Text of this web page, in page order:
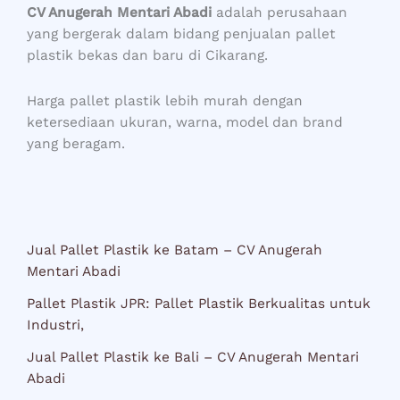
CV Anugerah Mentari Abadi adalah perusahaan
yang bergerak dalam bidang penjualan pallet
plastik bekas dan baru di Cikarang.
Harga pallet plastik lebih murah dengan
ketersediaan ukuran, warna, model dan brand
yang beragam.
Jual Pallet Plastik ke Batam – CV Anugerah
Mentari Abadi
Pallet Plastik JPR: Pallet Plastik Berkualitas untuk
Industri,
Jual Pallet Plastik ke Bali – CV Anugerah Mentari
Abadi